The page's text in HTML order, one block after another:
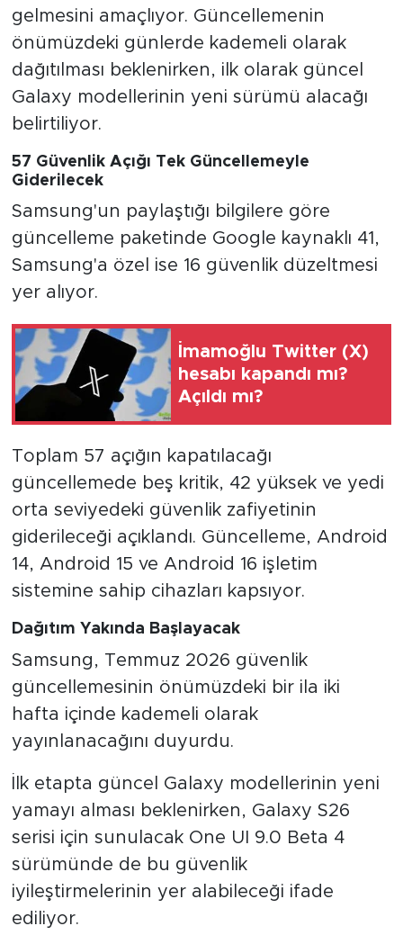
gelmesini amaçlıyor. Güncellemenin
önümüzdeki günlerde kademeli olarak
dağıtılması beklenirken, ilk olarak güncel
Galaxy modellerinin yeni sürümü alacağı
belirtiliyor.
57 Güvenlik Açığı Tek Güncellemeyle
Giderilecek
Samsung'un paylaştığı bilgilere göre
güncelleme paketinde Google kaynaklı 41,
Samsung'a özel ise 16 güvenlik düzeltmesi
yer alıyor.
İmamoğlu Twitter (X)
hesabı kapandı mı?
Açıldı mı?
Toplam 57 açığın kapatılacağı
güncellemede beş kritik, 42 yüksek ve yedi
orta seviyedeki güvenlik zafiyetinin
giderileceği açıklandı. Güncelleme, Android
14, Android 15 ve Android 16 işletim
sistemine sahip cihazları kapsıyor.
Dağıtım Yakında Başlayacak
Samsung, Temmuz 2026 güvenlik
güncellemesinin önümüzdeki bir ila iki
hafta içinde kademeli olarak
yayınlanacağını duyurdu.
İlk etapta güncel Galaxy modellerinin yeni
yamayı alması beklenirken, Galaxy S26
serisi için sunulacak One UI 9.0 Beta 4
sürümünde de bu güvenlik
iyileştirmelerinin yer alabileceği ifade
ediliyor.